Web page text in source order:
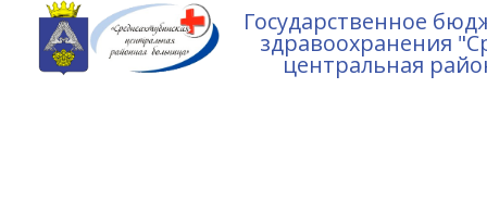
Государственное
здравоохранения
центральная